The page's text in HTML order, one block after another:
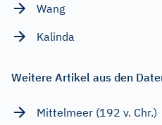
Wang
Kalinda
Weitere Artikel aus den
Mittelmeer (192 v. Chr.)